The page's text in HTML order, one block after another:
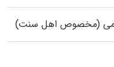
(مخصوص اهل سنت)